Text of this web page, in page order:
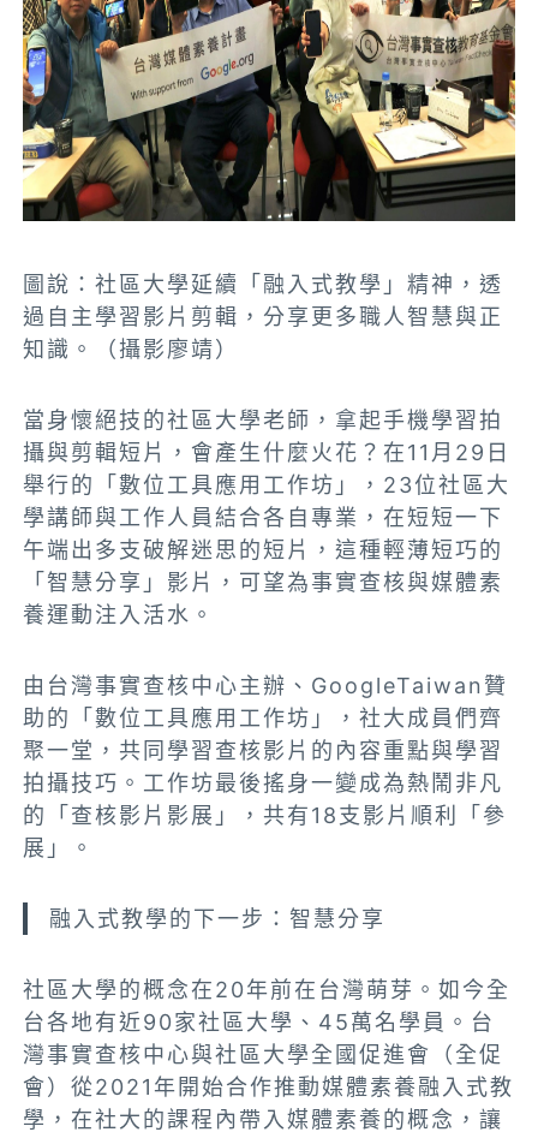
圖說：社區大學延續「融入式教學」精神，透
過自主學習影片剪輯，分享更多職人智慧與正
知識。（攝影廖靖）
當身懷絕技的社區大學老師，拿起手機學習拍
攝與剪輯短片，會產生什麼火花？在11月29日
舉行的「數位工具應用工作坊」，23位社區大
學講師與工作人員結合各自專業，在短短一下
午端出多支破解迷思的短片，這種輕薄短巧的
「智慧分享」影片，可望為事實查核與媒體素
養運動注入活水。
由台灣事實查核中心主辦、GoogleTaiwan贊
助的「數位工具應用工作坊」，社大成員們齊
聚一堂，共同學習查核影片的內容重點與學習
拍攝技巧。工作坊最後搖身一變成為熱鬧非凡
的「查核影片影展」，共有18支影片順利「參
展」。
融入式教學的下一步：智慧分享
社區大學的概念在20年前在台灣萌芽。如今全
台各地有近90家社區大學、45萬名學員。台
灣事實查核中心與社區大學全國促進會（全促
會）從2021年開始合作推動媒體素養融入式教
學，在社大的課程內帶入媒體素養的概念，讓